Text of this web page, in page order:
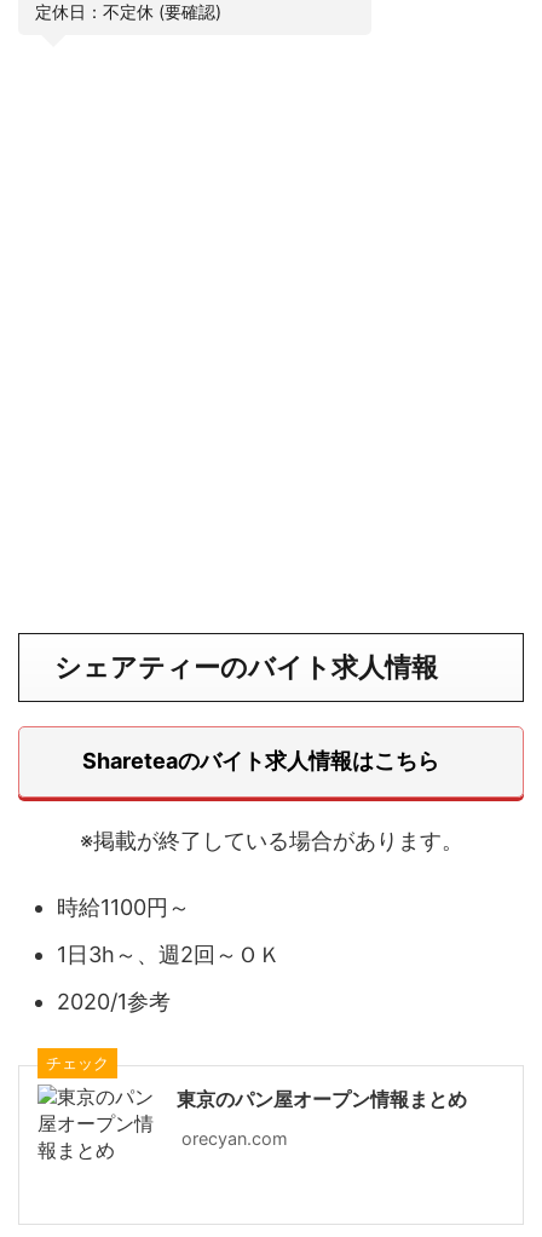
定休日：不定休 (要確認)
シェアティーのバイト求人情報
Shareteaのバイト求人情報はこちら
※掲載が終了している場合があります。
時給1100円～
1日3h～、週2回～ＯＫ
2020/1参考
チェック
東京のパン屋オープン情報まとめ
orecyan.com